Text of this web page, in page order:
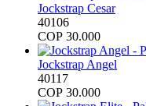
Jockstrap Cesar
40106
COP 30.000
Jockstrap Angel
40117
COP 30.000